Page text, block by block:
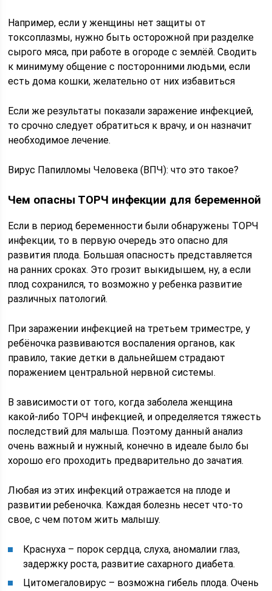
Например, если у женщины нет защиты от
токсоплазмы, нужно быть осторожной при разделке
сырого мяса, при работе в огороде с землёй. Сводить
к минимуму общение с посторонними людьми, если
есть дома кошки, желательно от них избавиться
Если же результаты показали заражение инфекцией,
то срочно следует обратиться к врачу, и он назначит
необходимое лечение.
Вирус Папилломы Человека (ВПЧ): что это такое?
Чем опасны ТОРЧ инфекции для беременной
Если в период беременности были обнаружены ТОРЧ
инфекции, то в первую очередь это опасно для
развития плода. Большая опасность представляется
на ранних сроках. Это грозит выкидышем, ну, а если
плод сохранился, то возможно у ребенка развитие
различных патологий.
При заражении инфекцией на третьем триместре, у
ребёночка развиваются воспаления органов, как
правило, такие детки в дальнейшем страдают
поражением центральной нервной системы.
В зависимости от того, когда заболела женщина
какой-либо ТОРЧ инфекцией, и определяется тяжесть
последствий для малыша. Поэтому данный анализ
очень важный и нужный, конечно в идеале было бы
хорошо его проходить предварительно до зачатия.
Любая из этих инфекций отражается на плоде и
развитии ребеночка. Каждая болезнь несет что-то
свое, с чем потом жить малышу.
Краснуха – порок сердца, слуха, аномалии глаз,
задержку роста, развитие сахарного диабета.
Цитомегаловирус – возможна гибель плода. Очень